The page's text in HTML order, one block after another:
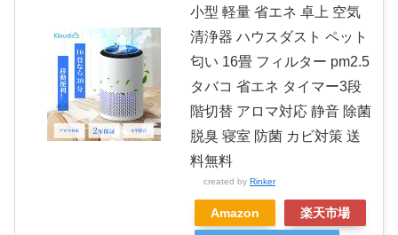
小型 軽量 省エネ 卓上 空気
清浄器 ハウスダスト ペット
匂い 16畳 フィルター pm2.5
タバコ 省エネ タイマー3段
階切替 アロマ対応 静音 除菌
脱臭 寝室 防菌 カビ対策 送
料無料
created by Rinker
Amazon 楽天市場